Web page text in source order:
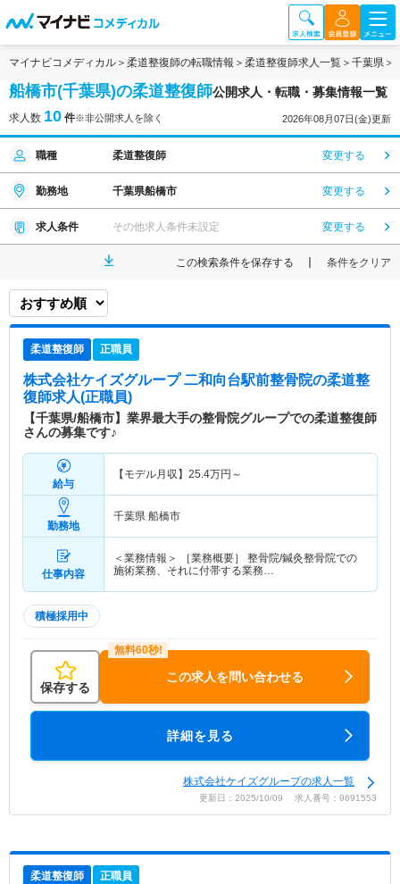
マイナビコメディカル 柔道整復師の転職情報 柔道整復師求人一覧 千葉県
船橋市(千葉県)の柔道整復師公開求人・転職・募集情報一覧
求人数 10 件※非公開求人を除く 2026年08月07日(金)更新
職種 柔道整復師 変更する
勤務地 千葉県船橋市 変更する
求人条件 その他求人条件未設定 変更する
この検索条件を保存する 条件をクリア
柔道整復師 正職員
株式会社ケイズグループ 二和向台駅前整骨院の柔道整
復師求人(正職員)
【千葉県/船橋市】業界最大手の整骨院グループでの柔道整復師
さんの募集です♪
給与
【モデル月収】 25.4万円～
勤務地
千葉県 船橋市
仕事内容
＜業務情報＞ ［業務概要］ 整骨院/鍼灸整骨院での
施術業務、それに付帯する業務…
積極採用中
保存する
この求人を問い合わせる
詳細を見る
株式会社ケイズグループの求人一覧
更新日：2025/10/09 求人番号：9691553
柔道整復師 正職員